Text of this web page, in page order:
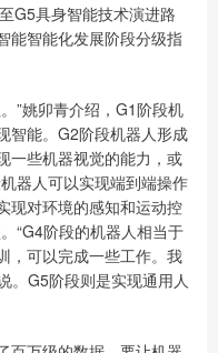
具身智能技术演进路
能智能化发展阶段分级指
”姚卯青介绍，G1阶段机
智能。G2阶段机器人形成
一些机器视觉的能力，或
器人可以实现端到端操作
现对环境的感知和运动控
“G4阶段的机器人相当于
，可以完成一些工作。我
。G5阶段则是实现通用人